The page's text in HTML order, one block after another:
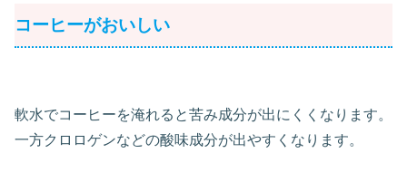
コーヒーがおいしい
軟水でコーヒーを淹れると苦み成分が出にくくなります。
一方クロロゲンなどの酸味成分が出やすくなります。